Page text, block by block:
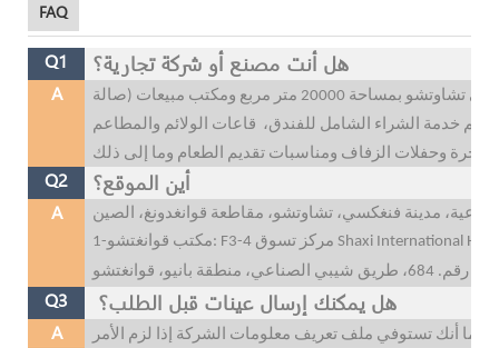
FAQ
Q1 هل أنت مصنع أو شركة تجارية؟
A
نحن شركة تصنيع أدوات المائدة الخزفية. يقع مصنعنا في تشاوتشو بمساحة 20000 متر مربع ومكتب مبيعات (صالة
متر مربع، ويمكننا تقديم خدمة الشراء الشامل للفندق، قاعات الولائم والمطاعم
Q2 أين الموقع؟
A
Q3 هل يمكنك إرسال عينات قبل الطلب؟
A